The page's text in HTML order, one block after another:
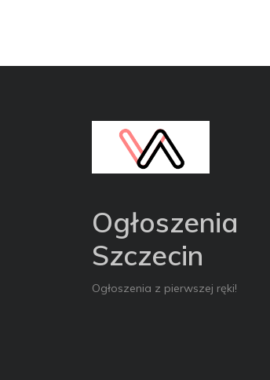
Ogłoszenia
Szczecin
Ogłoszenia z pierwszej ręki!